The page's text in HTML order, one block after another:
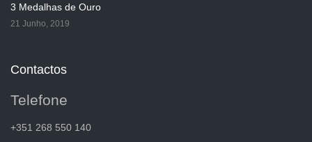
3 Medalhas de Ouro
21 Junho, 2019
Contactos
Telefone
+351 268 550 140